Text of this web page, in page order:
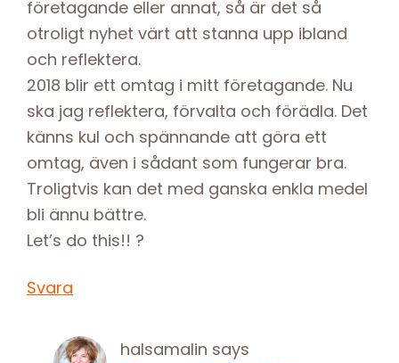
företagande eller annat, så är det så
otroligt nyhet värt att stanna upp ibland
och reflektera.
2018 blir ett omtag i mitt företagande. Nu
ska jag reflektera, förvalta och förädla. Det
känns kul och spännande att göra ett
omtag, även i sådant som fungerar bra.
Troligtvis kan det med ganska enkla medel
bli ännu bättre.
Let’s do this!! ?
Svara
halsamalin says